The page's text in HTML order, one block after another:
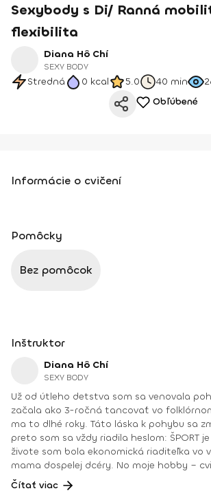
Sexybody s Di/ Ranná
flexibilita
Diana Hô Chí
SEXY BODY
Stredná 0 kcal 5.0 40 min
Obľúbené
Informácie o cvičení
Pomôcky
Bez pomôcok
Inštruktor
Diana Hô Chí
SEXY BODY
Už od útleho detstva som sa venovala
začala ako 3-ročná tancovať vo
ma to dlhé roky. Táto láska k pohybu sa
preto som sa vždy riadila heslom: ŠPORT je VÁŠEŇ.
živote som bola ekonomická riaditeľka vo
mama dospelej dcéry. No moje hobby –
dostávalo do popredia už dlhé roky.
som viedla skupinové tréningy a pre
Čítať viac